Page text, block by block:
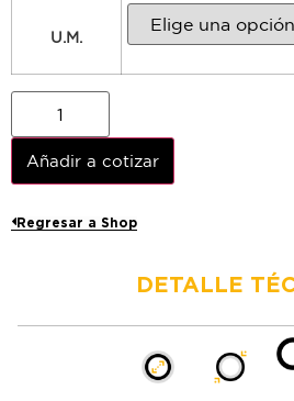
U.M.
Añadir a cotizar
Regresar a Shop
DETALLE